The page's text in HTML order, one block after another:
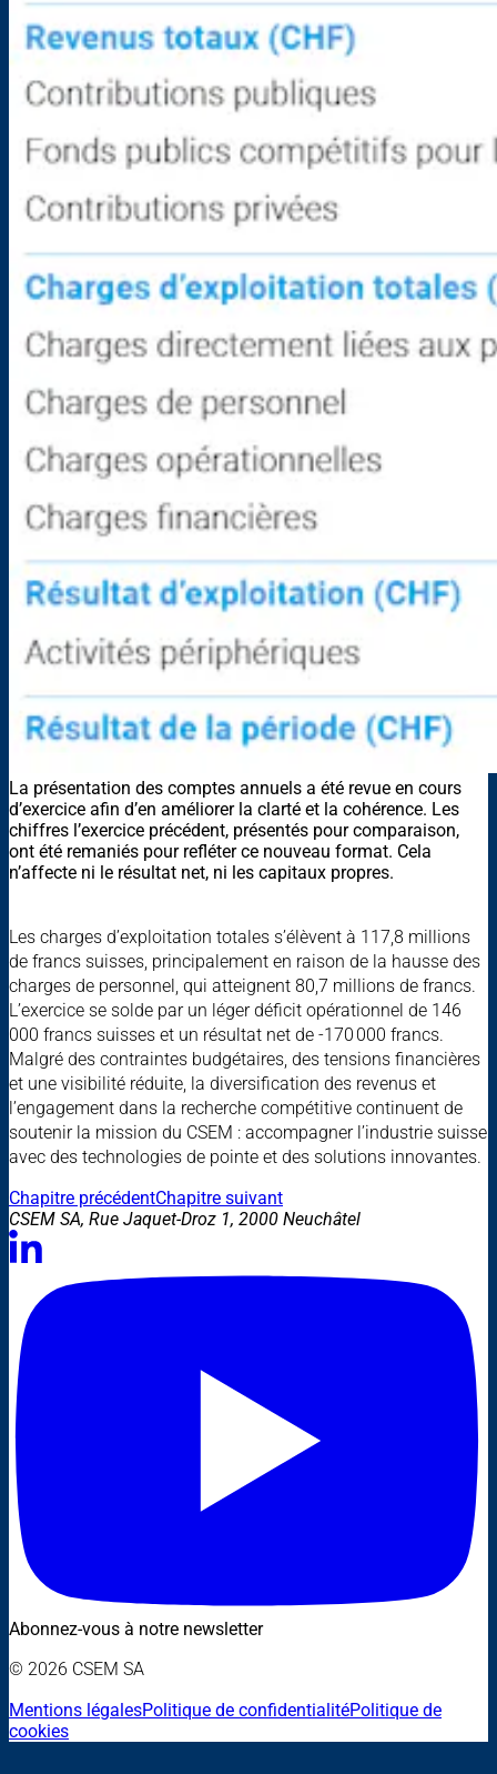
La présentation des comptes annuels a été revue en cours
d’exercice afin d’en améliorer la clarté et la cohérence. Les
chiffres l’exercice précédent, présentés pour comparaison,
ont été remaniés pour refléter ce nouveau format. Cela
n’affecte ni le résultat net, ni les capitaux propres.
Les charges d’exploitation totales s’élèvent à 117,8 millions
de francs suisses, principalement en raison de la hausse des
charges de personnel, qui atteignent 80,7 millions de francs.
L’exercice se solde par un léger déficit opérationnel de 146
000 francs suisses et un résultat net de -170 000 francs.
Malgré des contraintes budgétaires, des tensions financières
et une visibilité réduite, la diversification des revenus et
l’engagement dans la recherche compétitive continuent de
soutenir la mission du CSEM : accompagner l’industrie suisse
avec des technologies de pointe et des solutions innovantes.
Chapitre précédentChapitre suivant
CSEM SA, Rue Jaquet-Droz 1, 2000 Neuchâtel
Abonnez-vous à notre newsletter
© 2026 CSEM SA
Mentions légalesPolitique de confidentialitéPolitique de
cookies